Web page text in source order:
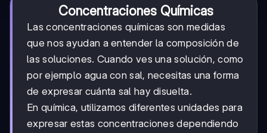
Concentraciones Químicas
Las concentraciones químicas son medidas
que nos ayudan a entender la composición de
las soluciones. Cuando ves una solución, como
por ejemplo agua con sal, necesitas una forma
de expresar cuánta sal hay disuelta.
En química, utilizamos diferentes unidades para
expresar estas concentraciones dependiendo